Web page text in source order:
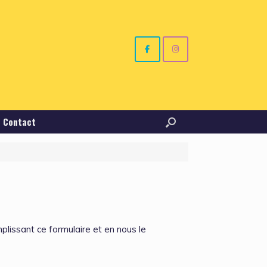
Contact
ce formulaire et en nous le